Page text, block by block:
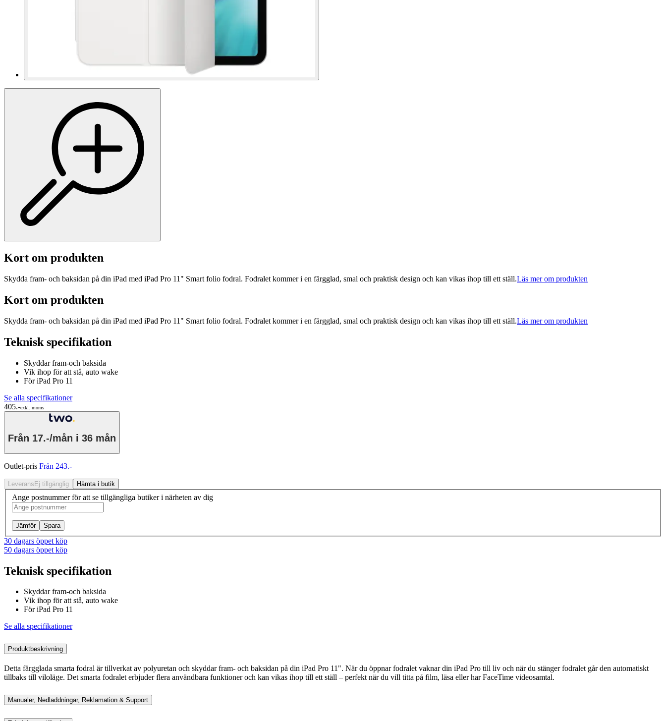
Kort om produkten
Skydda fram- och baksidan på din iPad med iPad Pro 11" Smart folio fodral. Fodralet kommer i en färgglad, smal och praktisk design och kan vikas ihop till ett ställ.Läs mer om produkten
Kort om produkten
Skydda fram- och baksidan på din iPad med iPad Pro 11" Smart folio fodral. Fodralet kommer i en färgglad, smal och praktisk design och kan vikas ihop till ett ställ.Läs mer om produkten
Teknisk specifikation
Skyddar fram-och baksida
Vik ihop för att stå, auto wake
För iPad Pro 11
Se alla specifikationer
405.-exkl. moms
Från 17.-/mån i 36 mån
Outlet-pris Från 243.-
Leverans Ej tillgänglig Hämta i butik
Ange postnummer för att se tillgängliga butiker i närheten av dig
Jämför Spara
30 dagars öppet köp
50 dagars öppet köp
Teknisk specifikation
Skyddar fram-och baksida
Vik ihop för att stå, auto wake
För iPad Pro 11
Se alla specifikationer
Produktbeskrivning
Detta färgglada smarta fodral är tillverkat av polyuretan och skyddar fram- och baksidan på din iPad Pro 11". När du öppnar fodralet vaknar din iPad Pro till liv och när du stänger fodralet går den automatiskt
tillbaks till viloläge. Det smarta fodralet erbjuder flera användbara funktioner och kan vikas ihop till ett ställ – perfekt när du vill titta på film, läsa eller har FaceTime videosamtal.
Manualer, Nedladdningar, Reklamation & Support